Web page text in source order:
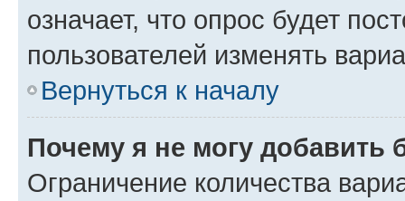
означает, что опрос будет
пользователей изменять
Вернуться к началу
Почему я не могу добавить
Ограничение количества